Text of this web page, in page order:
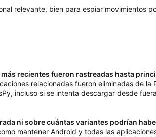
relevante, bien para espiar movimientos
recientes fueron rastreadas hasta
relacionadas fueron eliminadas de la
incluso si se intenta descargar desde
ni sobre cuántas variantes podrían
mantener Android y todas las